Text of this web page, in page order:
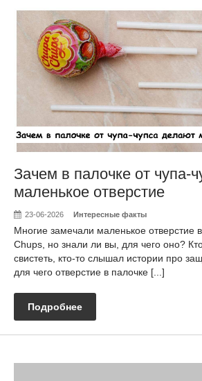
Зачем в палочке от чупа-
маленькое отверстие
23-06-2026 Интересные факты
Многие замечали маленькое отверстие
Chups, но знали ли вы, для чего оно?
свистеть, кто-то слышал истории про
для чего отверстие в палочке [...]
Подробнее